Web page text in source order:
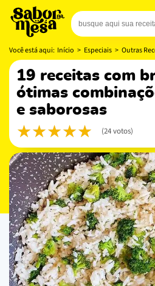
Você está aqui: Início > Especiais > Outras
19 receitas com brócolis &
ótimas
e saborosas
(24 votos)